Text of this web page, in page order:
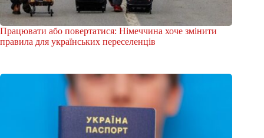
Працювати або повертатися: Німеччина хоче змінити
правила для українських переселенців